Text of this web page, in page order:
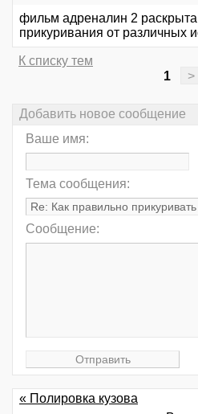
фильм адреналин 2
прикуривания от различных
К списку тем
1
>
Добавить новое сообщение
Ваше имя:
Тема сообщения:
Сообщение:
« Полировка кузова